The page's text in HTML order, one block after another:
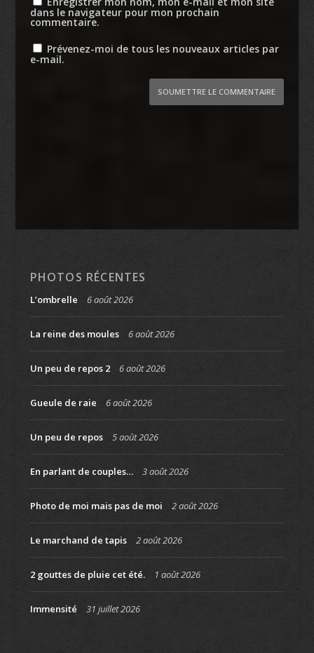
dans le navigateur pour mon prochain
commentaire.
Prévenez-moi de tous les nouveaux articles par
e-mail.
SOUMETTRE LE COMMENTAIRE
PHOTOS RÉCENTES
L’ombrelle 6 août 2026
La reine des moules 6 août 2026
Un peu de repos 2 6 août 2026
Gueule de raie 6 août 2026
Un peu de repos 5 août 2026
En parlant de couples… 3 août 2026
Photo de moi mais pas de moi 2 août 2026
Le marchand de tapis 2 août 2026
2 gouttes de pluie cet été. 1 août 2026
Immensité 31 juillet 2026